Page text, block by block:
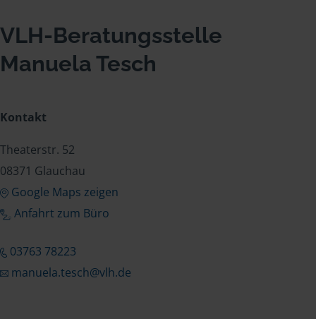
VLH-Beratungsstelle
Manuela Tesch
Kontakt
Theaterstr. 52
08371 Glauchau
Google Maps zeigen
Anfahrt zum Büro
03763 78223
manuela.tesch@vlh.de